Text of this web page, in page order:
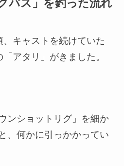
バス」を釣った流れ
キャストを続けていた
アタリ」がきました。
ンショットリグ」を細か
、何かに引っかかってい